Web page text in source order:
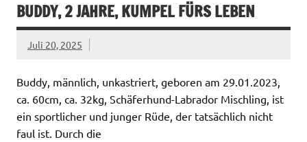
BUDDY, 2 JAHRE, KUMPEL FÜRS LEBEN
Juli 20, 2025
Buddy, männlich, unkastriert, geboren am 29.01.2023,
ca. 60cm, ca. 32kg, Schäferhund-Labrador Mischling, ist
ein sportlicher und junger Rüde, der tatsächlich nicht
faul ist. Durch die